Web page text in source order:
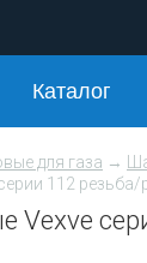
Каталог
для газа →
112 резьба/